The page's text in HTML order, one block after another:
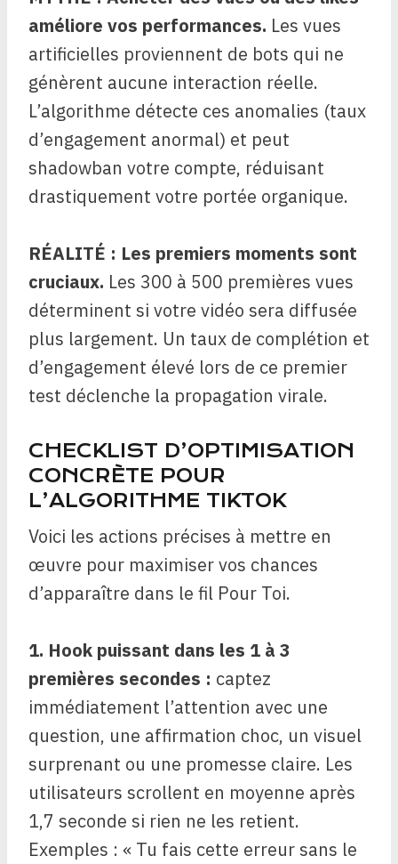
améliore vos performances. Les vues
artificielles proviennent de bots qui ne
génèrent aucune interaction réelle.
L’algorithme détecte ces anomalies (taux
d’engagement anormal) et peut
shadowban votre compte, réduisant
drastiquement votre portée organique.
RÉALITÉ : Les premiers moments sont
cruciaux. Les 300 à 500 premières vues
déterminent si votre vidéo sera diffusée
plus largement. Un taux de complétion et
d’engagement élevé lors de ce premier
test déclenche la propagation virale.
CHECKLIST D’OPTIMISATION
CONCRÈTE POUR
L’ALGORITHME TIKTOK
Voici les actions précises à mettre en
œuvre pour maximiser vos chances
d’apparaître dans le fil Pour Toi.
1. Hook puissant dans les 1 à 3
premières secondes : captez
immédiatement l’attention avec une
question, une affirmation choc, un visuel
surprenant ou une promesse claire. Les
utilisateurs scrollent en moyenne après
1,7 seconde si rien ne les retient.
Exemples : « Tu fais cette erreur sans le